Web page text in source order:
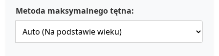
Metoda maksymalnego tętna: